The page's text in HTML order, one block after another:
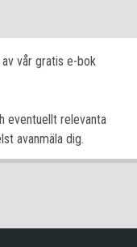
vår gratis e-bok
eventuellt relevanta
avanmäla dig.